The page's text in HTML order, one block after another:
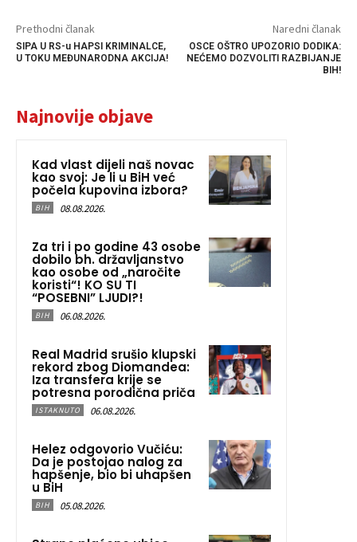
Prethodni članak
SIPA U RS-u HAPSI KRIMINALCE,
U TOKU MEĐUNARODNA AKCIJA!
Naredni članak
OSCE OŠTRO UPOZORIO DODIKA:
NEĆEMO DOZVOLITI RAZBIJANJE
BIH!
Najnovije objave
Kad vlast dijeli naš novac
kao svoj: Je li u BiH već
počela kupovina izbora?
BIH 08.08.2026.
Za tri i po godine 43 osobe
dobilo bh. državljanstvo
kao osobe od „naročite
koristi“! KO SU TI
“POSEBNI” LJUDI?!
BIH 06.08.2026.
Real Madrid srušio klupski
rekord zbog Diomandea:
Iza transfera krije se
potresna porodična priča
ISTAKNUTO 06.08.2026.
Helez odgovorio Vučiću:
Da je postojao nalog za
hapšenje, bio bi uhapšen
u BiH
BIH 05.08.2026.